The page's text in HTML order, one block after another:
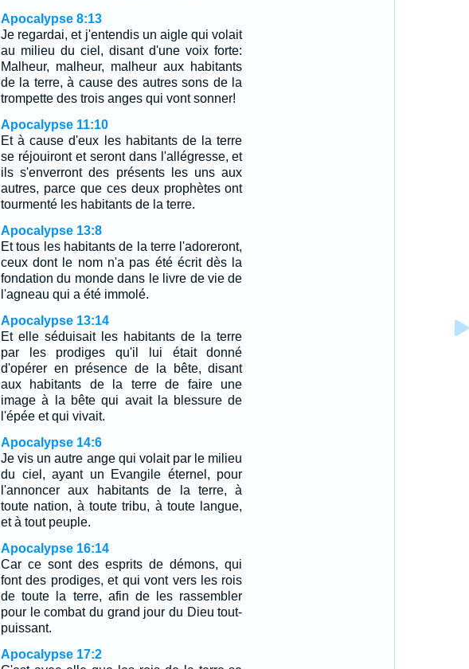
Apocalypse 8:13
Je regardai, et j'entendis un aigle qui volait
au milieu du ciel, disant d'une voix forte:
Malheur, malheur, malheur aux habitants
de la terre, à cause des autres sons de la
trompette des trois anges qui vont sonner!
Apocalypse 11:10
Et à cause d'eux les habitants de la terre
se réjouiront et seront dans l'allégresse, et
ils s'enverront des présents les uns aux
autres, parce que ces deux prophètes ont
tourmenté les habitants de la terre.
Apocalypse 13:8
Et tous les habitants de la terre l'adoreront,
ceux dont le nom n'a pas été écrit dès la
fondation du monde dans le livre de vie de
l'agneau qui a été immolé.
Apocalypse 13:14
Et elle séduisait les habitants de la terre
par les prodiges qu'il lui était donné
d'opérer en présence de la bête, disant
aux habitants de la terre de faire une
image à la bête qui avait la blessure de
l'épée et qui vivait.
Apocalypse 14:6
Je vis un autre ange qui volait par le milieu
du ciel, ayant un Evangile éternel, pour
l'annoncer aux habitants de la terre, à
toute nation, à toute tribu, à toute langue,
et à tout peuple.
Apocalypse 16:14
Car ce sont des esprits de démons, qui
font des prodiges, et qui vont vers les rois
de toute la terre, afin de les rassembler
pour le combat du grand jour du Dieu tout-
puissant.
Apocalypse 17:2